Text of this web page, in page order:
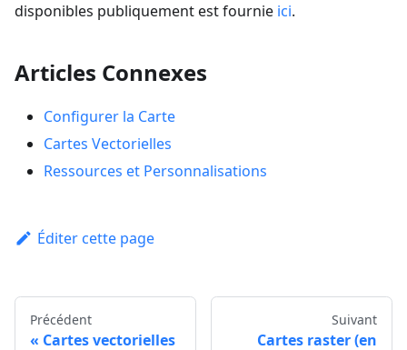
disponibles publiquement est fournie ici.
Articles Connexes
Configurer la Carte
Cartes Vectorielles
Ressources et Personnalisations
Éditer cette page
Précédent
Cartes vectorielles
Suivant
Cartes raster (en